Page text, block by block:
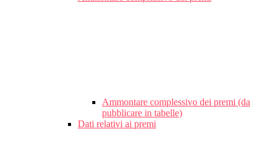
Ammontare complessivo dei premi (da
pubblicare in tabelle)
Dati relativi ai premi